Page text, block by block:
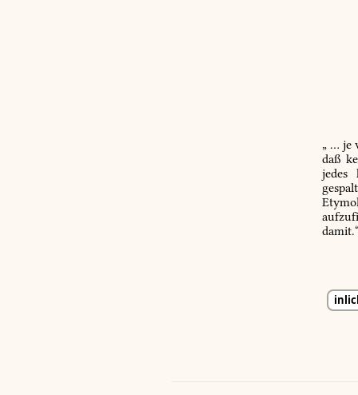
„ … je
daß
jedes